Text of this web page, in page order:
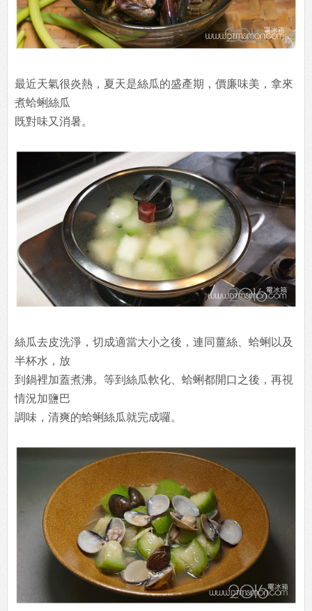
最近天氣很炎熱，夏天是絲瓜的盛產期，價廉味美，拿來
煮蛤蜊絲瓜
既對味又消暑。
絲瓜去皮洗淨，切成適當大小之後，連同薑絲、蛤蜊以及
半杯水，放
到鍋裡加蓋煮沸。等到絲瓜軟化、蛤蜊都開口之後，再視
情況加鹽巴
調味，清爽的蛤蜊絲瓜就完成囉。